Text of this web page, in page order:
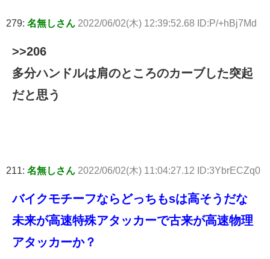
279: 名無しさん 2022/06/02(木) 12:39:52.68 ID:P/+hBj7Md
>>206
多分ハンドルは肩のところのカーブした突起
だと思う
211: 名無しさん 2022/06/02(木) 11:04:27.12 ID:3YbrECZq0
バイクモチーフならどっちもsは高そうだな
未来が高速特殊アタッカーで古来が高速物理
アタッカーか？